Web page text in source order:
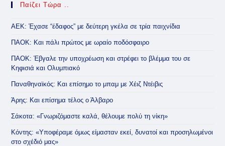
Παίζει Τώρα ..
ΑΕΚ: Έχασε “έδαφος” με δεύτερη γκέλα σε τρία παιχνίδια
ΠΑΟΚ: Και πάλι πρώτος με ωραίο ποδόσφαιρο
ΠΑΟΚ: Έβγαλε την υποχρέωση και στρέφει το βλέμμα του σε
Κηφισιά και Ολυμπιακό
Παναθηναϊκός: Και επίσημο το μπαμ με Χέιζ Ντέιβις
Άρης: Και επίσημα τέλος ο Άλβαρο
Σάκοτα: «Γνωριζόμαστε καλά, θέλουμε πολύ τη νίκη»
Κόντης: «Υποφέραμε όμως είμασταν εκεί, δυνατοί και προσηλωμένοι
στο σχέδιό μας»